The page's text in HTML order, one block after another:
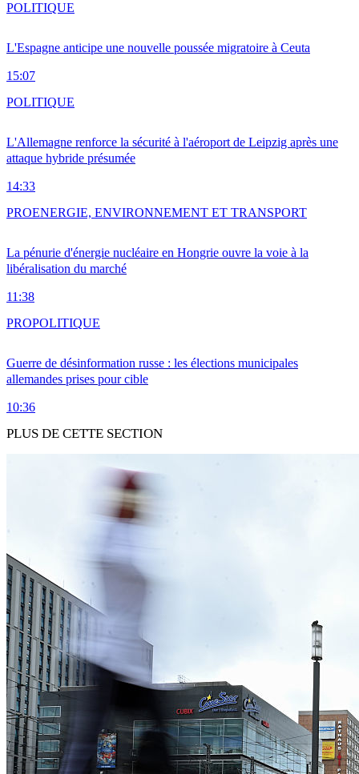
L'Espagne anticipe une nouvelle poussée migratoire à Ceuta
15:07
POLITIQUE
L'Allemagne renforce la sécurité à l'aéroport de Leipzig après une
attaque hybride présumée
14:33
POLITIQUE
La pénurie d'énergie nucléaire en Hongrie ouvre la voie à la
libéralisation du marché
11:38
PROENERGIE, ENVIRONNEMENT ET TRANSPORT
Guerre de désinformation russe : les élections municipales
allemandes prises pour cible
10:36
PROPOLITIQUE
PLUS DE CETTE SECTION